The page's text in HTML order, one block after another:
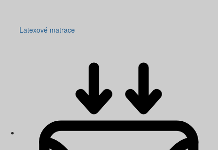
Latexové matrace